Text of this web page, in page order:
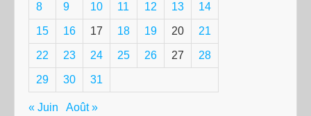
8 9 10 11 12 13 14
15 16 17 18 19 20 21
22 23 24 25 26 27 28
29 30 31
« Juin Août »